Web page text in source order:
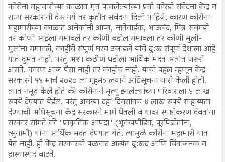
कोरोना महामारीच्या काळात मृत पावलेल्यांच्या प्रती कोरडी संवेदना केंद्र व
राज्य सरकारांनी देऊ नये तर कृतीत संवेदना दिली पाहिजे. कारण कोरोना
महामारीच्या काळात अनेकांनी आप्त, नातेवाईक, भाऊबंद, मित्र-सवंगडी
तर कोणी आईला गमावले तर कोणी वडील गमावला तर कोणी मुली-
मुलांना गमावले, काहींचे संपूर्ण घरच उजाडले यांचे दु:ख संपूर्ण देशाला आहे
यात दुमत नाही. परंतु अशा कठीण घडीला आर्थिक मदत अत्यंत जरूरी
असते. कारण आज पैसा नाही तर काहीच नाही. याची पहल म्हणून केंद्र
सरकारने १४ मार्च २०२० ला गृहमंत्रालयाने अधिसूचना जारी केली होती.
त्यात नमूद केले होते की कोरोनाने मृत्यू झालेल्यांच्या परिवाराला ४ लाख
रुपये देण्यात येईल. परंतु अवघ्या दहा दिवसांतच ४ लाख रुपये साहाय्यता
देण्याची अधिसूचना केंद्र सरकारने मागे घेतली व यावर स्पष्टीकरण देवतांना
सरकार सांगते की "प्राकृतिक आपदा" (भूकंपपीडित, पूरपिढीतांना,
त्सुनामी) यांना आर्थिक मदत देण्यात येते. त्यामुळे कोरोना महामारी यात
येत नाही. ही केंद्र सरकारची पळवाट अत्यंत दु:खद आणि चिंताजनक व
हास्यास्पद वाटते.